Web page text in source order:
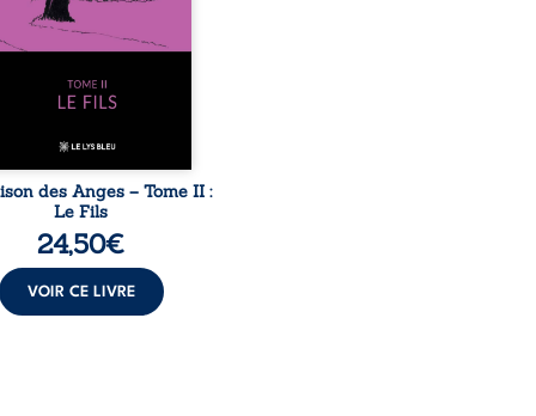
la malédiction
mais aussi la toute-
de Gauthier. Mais
dompter cet enfant
avant qu’il ...
des Anges – Tome II :
Le Fils
24,50€
VOIR CE LIVRE